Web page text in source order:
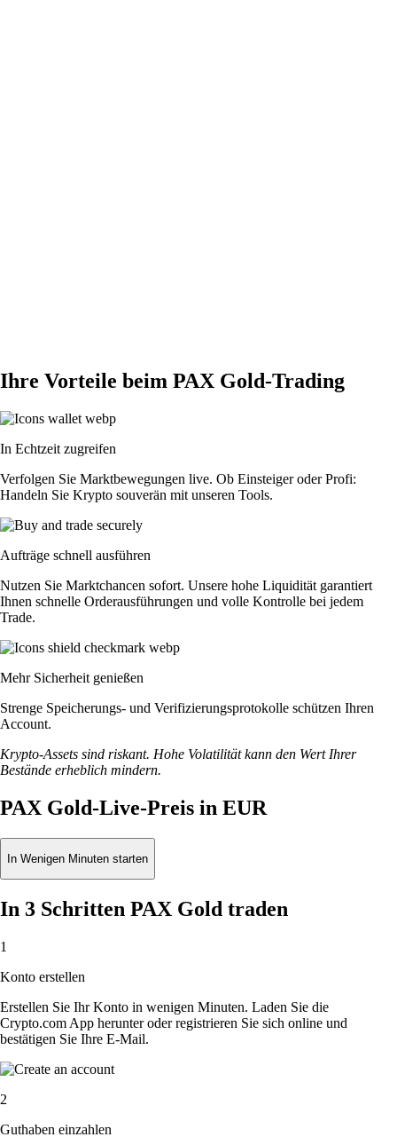
Ihre Vorteile beim PAX Gold-Trading
In Echtzeit zugreifen
Verfolgen Sie Marktbewegungen live. Ob Einsteiger oder Profi:
Handeln Sie Krypto souverän mit unseren Tools.
Aufträge schnell ausführen
Nutzen Sie Marktchancen sofort. Unsere hohe Liquidität garantiert
Ihnen schnelle Orderausführungen und volle Kontrolle bei jedem
Trade.
Mehr Sicherheit genießen
Strenge Speicherungs- und Verifizierungsprotokolle schützen Ihren
Account.
Krypto-Assets sind riskant. Hohe Volatilität kann den Wert Ihrer
Bestände erheblich mindern.
PAX Gold-Live-Preis in EUR
In Wenigen Minuten starten
In 3 Schritten PAX Gold traden
1
Konto erstellen
Erstellen Sie Ihr Konto in wenigen Minuten. Laden Sie die
Crypto.com App herunter oder registrieren Sie sich online und
bestätigen Sie Ihre E-Mail.
2
Guthaben einzahlen